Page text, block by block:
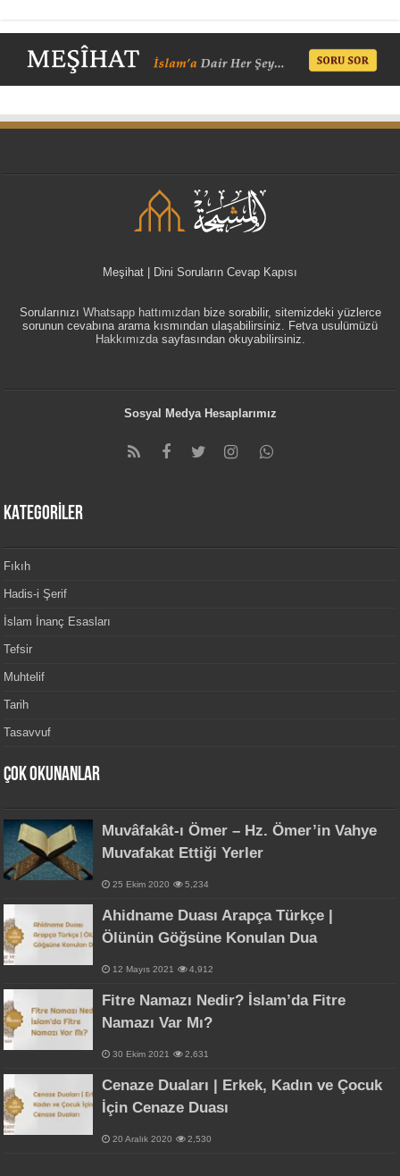
Meşihat | Dini Soruların Cevap Kapısı
Sorularınızı Whatsapp hattımızdanbize sorabilir, sitemizdeki yüzlerce
sorunun cevabına arama kısmından ulaşabilirsiniz. Fetva usulümüzü
Hakkımızdasayfasından okuyabilirsiniz.
Sosyal Medya Hesaplarımız
KATEGORİLER
Fıkıh
Hadis-i Şerif
İslam İnanç Esasları
Tefsir
Muhtelif
Tarih
Tasavvuf
Çok Okunanlar
Muvâfakât-ı Ömer – Hz. Ömer’in Vahye
Muvafakat Ettiği Yerler
25 Ekim 2020 5,234
Ahidname Duası Arapça Türkçe |
Ölünün Göğsüne Konulan Dua
12 Mayıs 2021 4,912
Fitre Namazı Nedir? İslam’da Fitre
Namazı Var Mı?
30 Ekim 2021 2,631
Cenaze Duaları | Erkek, Kadın ve Çocuk
İçin Cenaze Duası
20 Aralık 2020 2,530